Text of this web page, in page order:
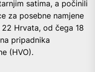
satima, a počinili
za posebne namjene
22 Hrvata, od čega 18
pripadnika
(HVO).